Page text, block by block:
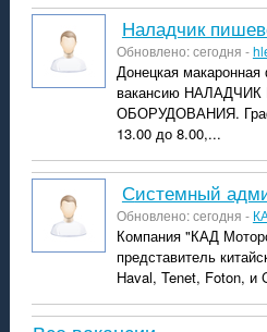
Наладчик
Обновлено: сегодня -
Донецкая
вакансию
ОБОРУДОВАНИЯ.
13.00 до 8.00,...
системный
Обновлено: сегодня -
Компания "КАД
представитель
Haval, Tenet, Foton, и